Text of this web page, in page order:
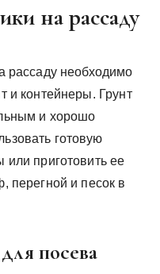
на рассаду
рассаду необходимо
и контейнеры. Грунт
и хорошо
готовую
приготовить ее
перегной и песок в
посева